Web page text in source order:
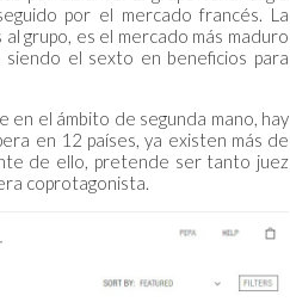
por el mercado francés. La
grupo, es el mercado más maduro
el sexto en beneficios para
en el ámbito de segunda mano, hay
en 12 países, ya existen más de
de ello, pretende ser tanto juez
coprotagonista.